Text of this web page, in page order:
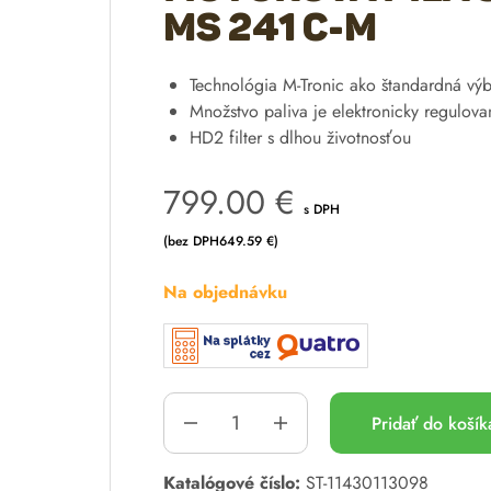
MS 241 C-M
Technológia M-Tronic ako štandardná
Množstvo paliva je elektronicky
HD2 filter s dlhou životnosťou
799.00 € s DPH
(bez DPH649.59 €)
Na objednávku
Pridať do
A
Katalógové číslo: ST-11430113098